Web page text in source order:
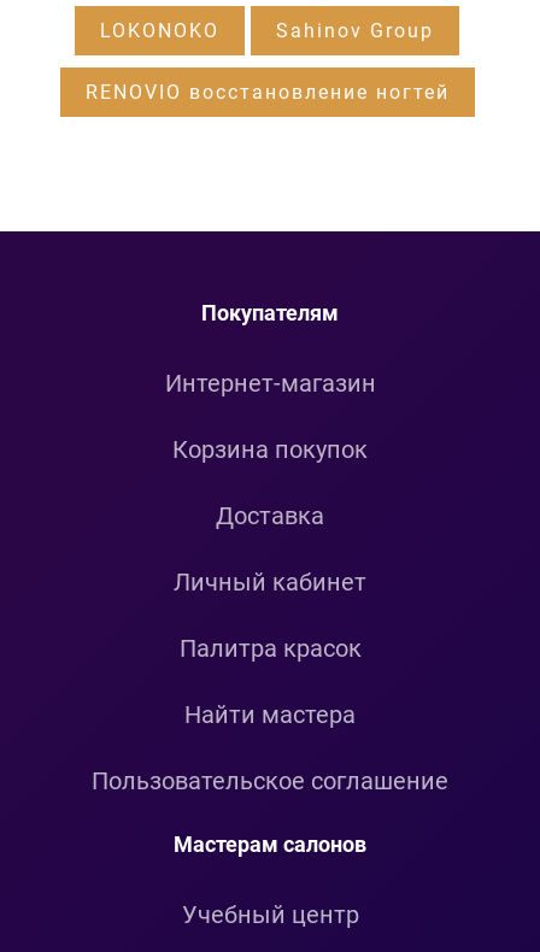
LOKONOKO Sahinov Group
RENOVIO восстановление ногтей
Покупателям
Интернет-магазин
Корзина покупок
Доставка
Личный кабинет
Палитра красок
Найти мастера
Пользовательское соглашение
Мастерам салонов
Учебный центр